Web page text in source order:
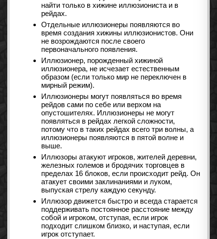
найти только в хижине иллюзиониста и в
рейдах.
Отдельные иллюзионеры появляются во
время создания хижины иллюзионистов. Они
не возрождаются после своего
первоначального появления.
Иллюзионер, порожденный хижиной
иллюзионера, не исчезает естественным
образом (если только мир не переключен в
мирный режим‌).
Иллюзионеры могут появляться во время
рейдов сами по себе или верхом на
опустошителях. Иллюзионеры не могут
появляться в рейдах легкой сложности,
потому что в таких рейдах всего три волны, а
иллюзионеры появляются в пятой волне и
выше.
Иллюзоры атакуют игроков, жителей деревни,
железных големов и бродячих торговцев в
пределах 16 блоков, если происходит рейд. Он
атакует своими заклинаниями и луком,
выпуская стрелу каждую секунду.
Иллюзор движется быстро и всегда старается
поддерживать постоянное расстояние между
собой и игроком, отступая, если игрок
подходит слишком близко, и наступая, если
игрок отступает.